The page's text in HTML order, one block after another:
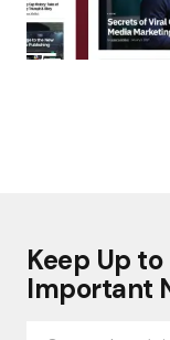
Keep Up
Important